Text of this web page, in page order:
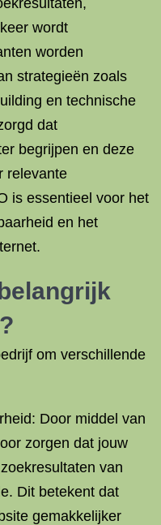
wordt
worden
strategieën zoals
en technische
dat
begrijpen en deze
relevante
is essentieel voor het
en het
om verschillende
Door middel van
zorgen dat jouw
van
Dit betekent dat
gemakkelijker